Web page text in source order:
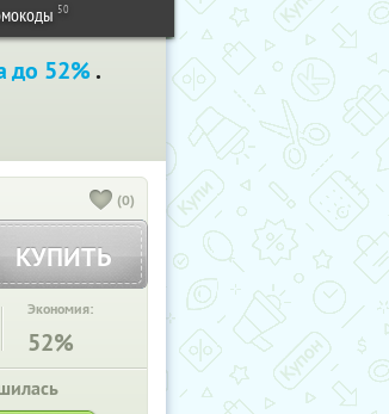
50
до 52%.
(0)
КУПИТЬ
Экономия:
52%